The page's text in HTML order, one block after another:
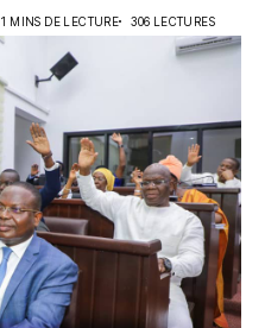
1 MINS DE LECTURE 306 LECTURES